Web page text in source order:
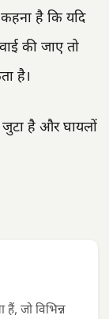
है कि यदि
की जाए तो
है।
है और घायलों
जो विभिन्न